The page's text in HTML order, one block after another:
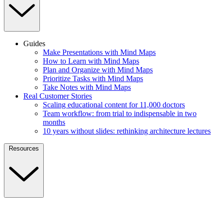
Guides
Make Presentations with Mind Maps
How to Learn with Mind Maps
Plan and Organize with Mind Maps
Prioritize Tasks with Mind Maps
Take Notes with Mind Maps
Real Customer Stories
Scaling educational content for 11,000 doctors
Team workflow: from trial to indispensable in two
months
10 years without slides: rethinking architecture lectures
Resources